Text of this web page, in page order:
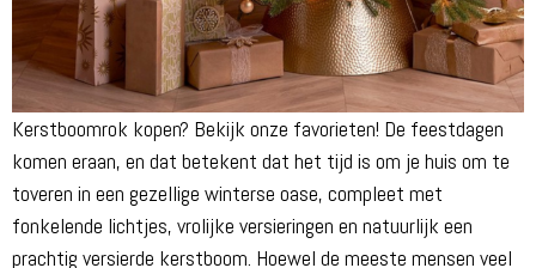
Kerstboomrok kopen? Bekijk onze favorieten! De feestdagen
komen eraan, en dat betekent dat het tijd is om je huis om te
toveren in een gezellige winterse oase, compleet met
fonkelende lichtjes, vrolijke versieringen en natuurlijk een
prachtig versierde kerstboom. Hoewel de meeste mensen veel